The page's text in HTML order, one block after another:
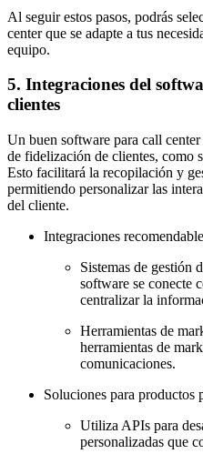
Al seguir estos pasos, podrás
center que se adapte a tus
equipo.
5. Integraciones del
clientes
Un buen software para call
de fidelización de clientes, como
Esto facilitará la recopilación y
permitiendo personalizar las
del cliente.
Integraciones
Sistemas de gestión
software se conecte
centralizar la
Herramientas de
herramientas de
comunicaciones.
Soluciones para productos
Utiliza APIs para
personalizadas que